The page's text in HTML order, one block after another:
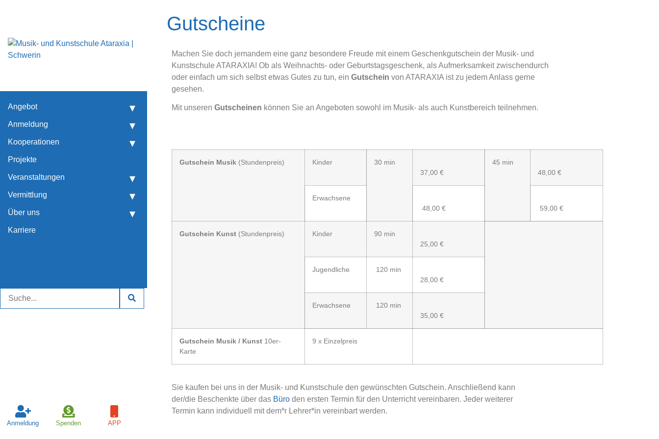
Angebot
Anmeldung
Kooperationen
Projekte
Veranstaltungen
Vermittlung
Über uns
Karriere
Anmeldung Spenden APP
Gutscheine
Machen Sie doch jemandem eine ganz besondere Freude mit einem Geschenkgutschein der Musik- und
Kunstschule ATARAXIA! Ob als Weihnachts- oder Geburtstagsgeschenk, als Aufmerksamkeit zwischendurch
oder einfach um sich selbst etwas Gutes zu tun, ein Gutschein von ATARAXIA ist zu jedem Anlass gerne
gesehen.
Mit unseren Gutscheinen können Sie an Angeboten sowohl im Musik- als auch Kunstbereich teilnehmen.
Gutschein Musik (Stundenpreis) Kinder
30 min
37,00 €
45 min
48,00 €
Erwachsene
48,00 €
59,00 €
Gutschein Kunst (Stundenpreis) Kinder
90 min
25,00 €
Jugendliche
120 min
28,00 €
Erwachsene
120 min
35,00 €
Gutschein Musik / Kunst 10er-
Karte
9 x Einzelpreis
Sie kaufen bei uns in der Musik- und Kunstschule den gewünschten Gutschein. Anschließend kann
der/die Beschenkte über das Büro den ersten Termin für den Unterricht vereinbaren. Jeder weiterer
Termin kann individuell mit dem*r Lehrer*in vereinbart werden.